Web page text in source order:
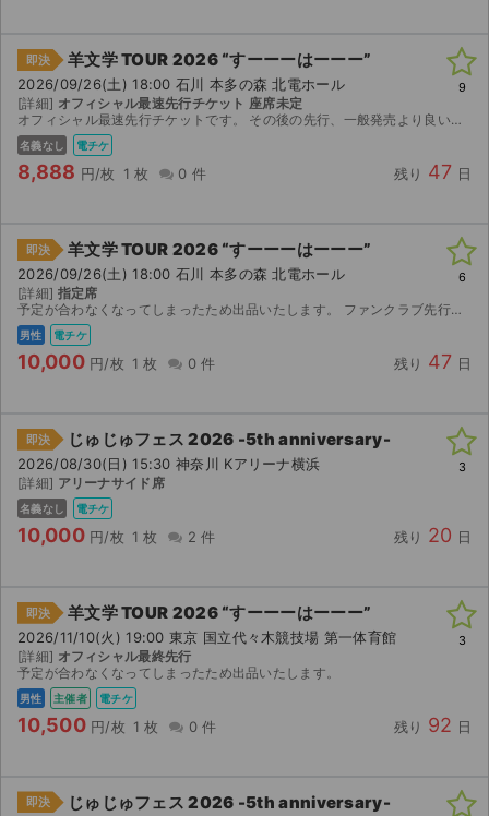
ご利用ガイド
ご利用ガイド
AIに質問する
よくある質問
お知らせ
サイト情報
チケットジャム運営会社
即決 羊文学 TOUR 2026 “すーーーはーーー”
2026/09/26(土) 18:00 石川 本多の森 北電ホール
[詳細] オフィシャル最速先行チケット 座席未定
オフィシャル最速先行チケットです。 その後の先行、一般発売より良い席だと思います。 チケットぴあ分配機能でチケットをお渡しします。
名義なし 電チケ
8,888 円/枚 1 枚 0 件 残り 47 日
9
即決 羊文学 TOUR 2026 “すーーーはーーー”
2026/09/26(土) 18:00 石川 本多の森 北電ホール
[詳細] 指定席
予定が合わなくなってしまったため出品いたします。 ファンクラブ先行で当選したチケットです。 【お渡し方法】 電子チケット（チケットぴあ）にて分配いたします。 分配可能になり次第、取引連絡にてU...
男性 電チケ
10,000 円/枚 1 枚 0 件 残り 47 日
6
即決 じゅじゅフェス 2026 -5th anniversary-
2026/08/30(日) 15:30 神奈川 Kアリーナ横浜
[詳細] アリーナサイド席
名義なし 電チケ
10,000 円/枚 1 枚 2 件 残り 20 日
3
即決 羊文学 TOUR 2026 “すーーーはーーー”
2026/11/10(火) 19:00 東京 国立代々木競技場 第一体育館
[詳細] オフィシャル最終先行
予定が合わなくなってしまったため出品いたします。
男性 主催者 電チケ
10,500 円/枚 1 枚 0 件 残り 92 日
3
即決 じゅじゅフェス 2026 -5th anniversary-